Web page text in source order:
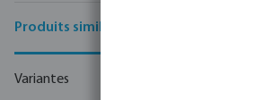
Produits similaires
Variantes